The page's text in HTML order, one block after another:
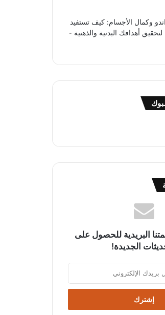
وكمال الأجسام: كيف تستفيد
أهدافك البدنية والذهنية
البريدية للحصول على
الجديدة!